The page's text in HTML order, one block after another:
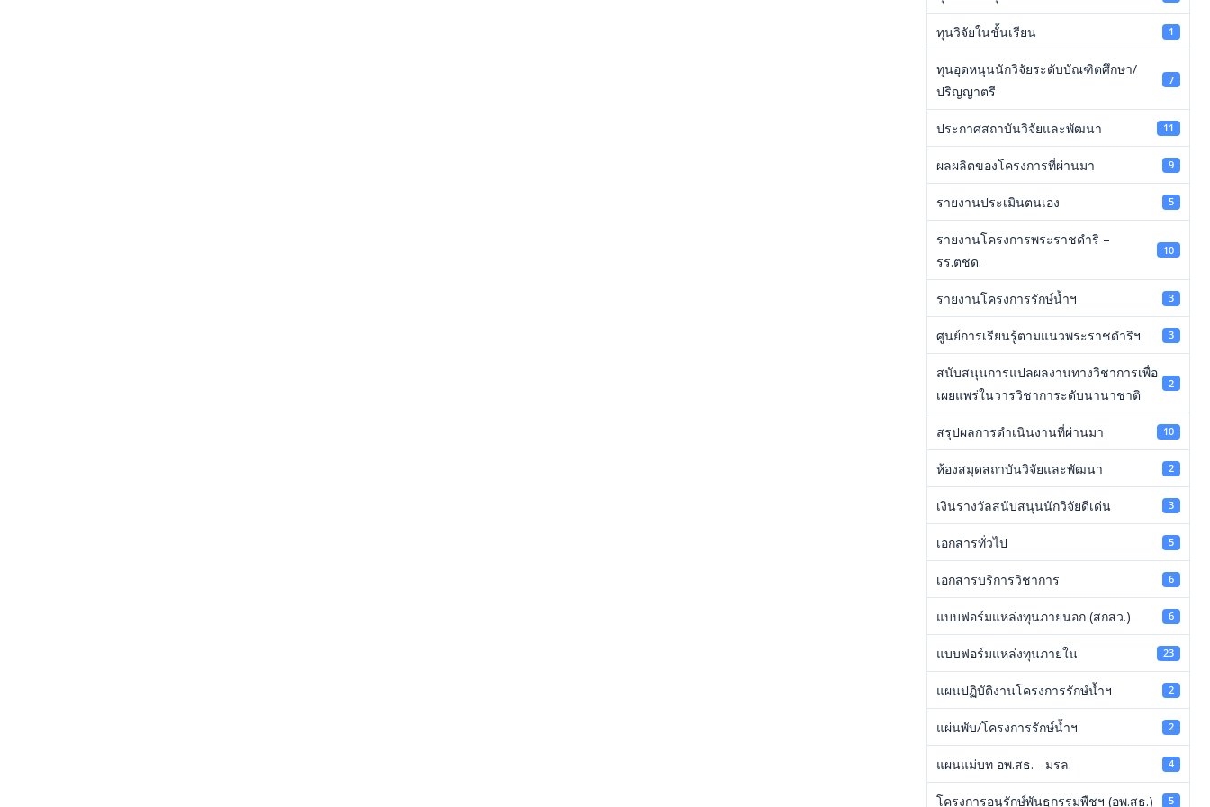
ทุนวิจัยในชั้นเรียน 1
ทุนอุดหนุนนักวิจัยระดับบัณฑิตศึกษา/
ปริญญาตรี
7
ประกาศสถาบันวิจัยและพัฒนา 11
ผลผลิตของโครงการที่ผ่านมา 9
รายงานประเมินตนเอง 5
รายงานโครงการพระราชดำริ –
รร.ตชด.
10
รายงานโครงการรักษ์น้ำฯ 3
ศูนย์การเรียนรู้ตามแนวพระราชดำริฯ 3
สนับสนุนการแปลผลงานทางวิชาการเพื่อ
เผยแพร่ในวารวิชาการะดับนานาชาติ
2
สรุปผลการดำเนินงานที่ผ่านมา 10
ห้องสมุดสถาบันวิจัยและพัฒนา 2
เงินรางวัลสนับสนุนนักวิจัยดีเด่น 3
เอกสารทั่วไป 5
เอกสารบริการวิชาการ 6
แบบฟอร์มแหล่งทุนภายนอก (สกสว.) 6
แบบฟอร์มแหล่งทุนภายใน 23
แผนปฏิบัติงานโครงการรักษ์น้ำฯ 2
แผ่นพับ/โครงการรักษ์น้ำฯ 2
แผนแม่บท อพ.สธ. - มรล. 4
โครงการอนุรักษ์พันธุกรรมพืชฯ (อพ.สธ.) 5